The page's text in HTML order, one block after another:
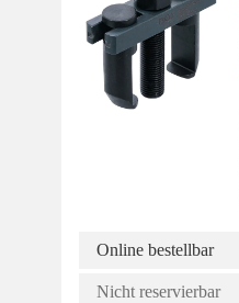
Online bestellbar
Nicht reservierbar